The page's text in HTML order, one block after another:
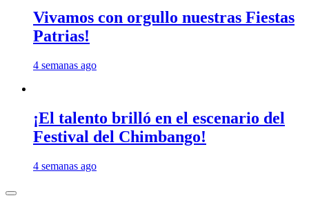
Vivamos con orgullo nuestras Fiestas
Patrias!
4 semanas ago
¡El talento brilló en el escenario del
Festival del Chimbango!
4 semanas ago